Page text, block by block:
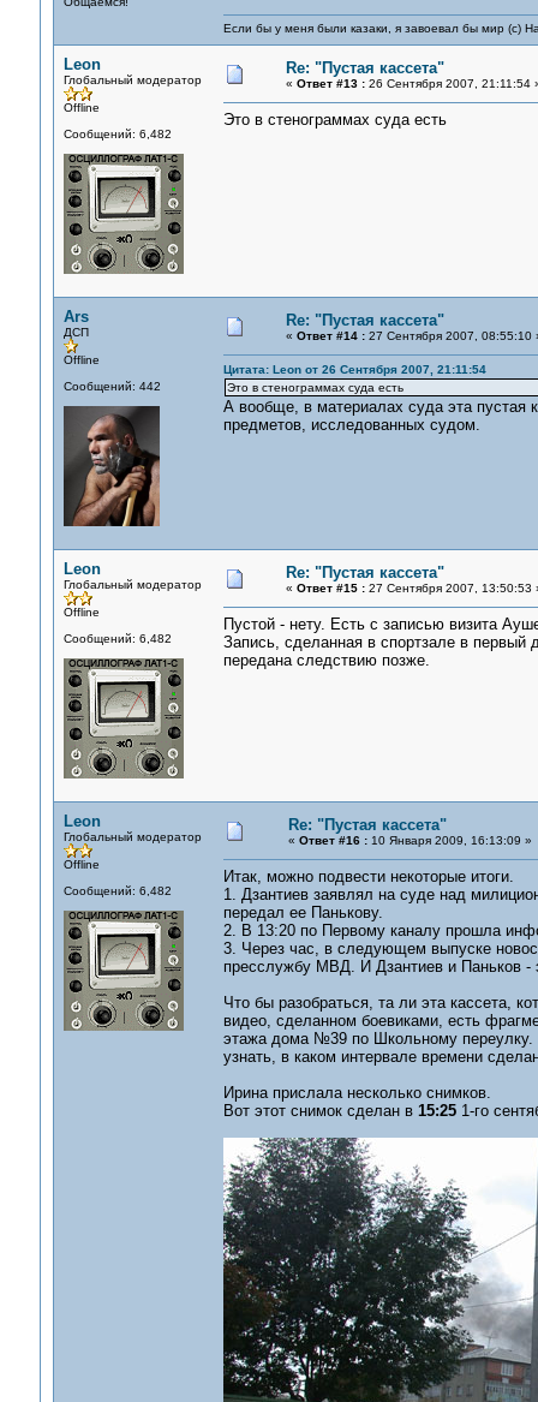
Если бы у меня были казаки, я завоевал бы мир (с)
Leon
Глобальный модератор
Offline
Сообщений: 6,482
Re: "Пустая кассета"
« Ответ #13 :26 Сентября 2007, 21:11:54
Это в стенограммах суда есть
Ars
ДСП
Offline
Сообщений: 442
Re: "Пустая кассета"
« Ответ #14 :27 Сентября 2007, 08:55:10
Цитата: Leon от 26 Сентября 2007, 21:11:54
Это в стенограммах суда есть
А вообще, в материалах суда эта
предметов, исследованных судом.
Leon
Глобальный модератор
Offline
Сообщений: 6,482
Re: "Пустая кассета"
« Ответ #15 :27 Сентября 2007, 13:50:53
Пустой - нету. Есть с записью визита
Запись, сделанная в спортзале в первый
передана следствию позже.
Leon
Глобальный модератор
Offline
Сообщений: 6,482
Re: "Пустая кассета"
« Ответ #16 :10 Января 2009, 16:13:09 »
Итак, можно подвести некоторые итоги.
1. Дзантиев заявлял на суде над
передал ее Панькову.
2. В 13:20 по Первому каналу прошла
3. Через час, в следующем выпуске
пресслужбу МВД. И Дзантиев и Паньков
Что бы разобраться, та ли эта кассета,
видео, сделанном боевиками, есть
этажа дома №39 по Школьному переулку.
узнать, в каком интервале времени
Ирина прислала несколько снимков.
Вот этот снимок сделан в 15:251-го